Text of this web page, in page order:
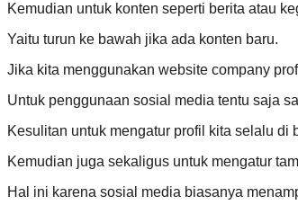
Kemudian untuk konten seperti berita atau
Yaitu turun ke bawah jika ada konten baru.
Jika kita menggunakan website company
Untuk penggunaan sosial media tentu saja
Kesulitan untuk mengatur profil kita selalu di
Kemudian juga sekaligus untuk mengatur
Hal ini karena sosial media biasanya